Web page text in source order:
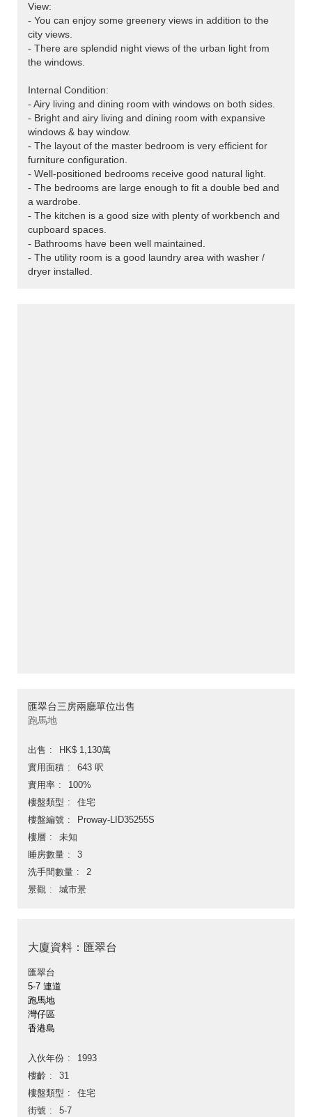
View:
- You can enjoy some greenery views in addition to the
city views.
- There are splendid night views of the urban light from
the windows.
Internal Condition:
- Airy living and dining room with windows on both sides.
- Bright and airy living and dining room with expansive
windows & bay window.
- The layout of the master bedroom is very efficient for
furniture configuration.
- Well-positioned bedrooms receive good natural light.
- The bedrooms are large enough to fit a double bed and
a wardrobe.
- The kitchen is a good size with plenty of workbench and
cupboard spaces.
- Bathrooms have been well maintained.
- The utility room is a good laundry area with washer /
dryer installed.
匯翠台三房兩廳單位出售
跑馬地
出售
HK$ 1,130萬
實用面積
643 呎
實用率
100%
樓盤類型
住宅
樓盤編號
Proway-LID35255S
樓層
未知
睡房數量
3
洗手間數量
2
景觀
城市景
大廈資料：匯翠台
匯翠台
5-7 連道
跑馬地
灣仔區
香港島
入伙年份
1993
樓齡
31
樓盤類型
住宅
街號
5-7